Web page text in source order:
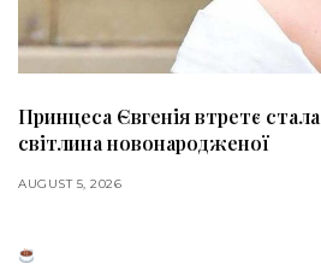
Принцеса Євгенія втретє
світлина новонародженої
AUGUST 5, 2026